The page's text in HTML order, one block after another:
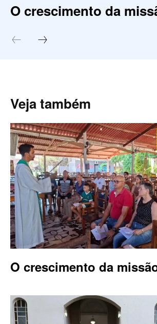
O crescimento da
Veja também
O crescimento da